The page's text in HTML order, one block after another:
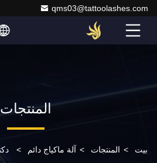
qms03@tattoolashes.com
المنتجات
بيت > المنتجات > آلة ماكياج دائم >